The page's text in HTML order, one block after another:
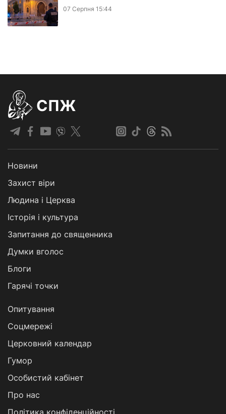
07 Серпня 15:44
СПЖ
Новини
Захист віри
Людина і Церква
Історія і культура
Запитання до священника
Думки вголос
Блоги
Гарячі точки
Опитування
Соцмережі
Церковний календар
Гумор
Особистий кабінет
Про нас